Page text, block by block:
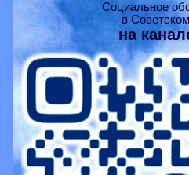
Социальное
в
на